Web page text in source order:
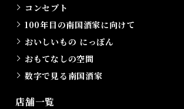
コンセプト
100年目の南国酒家に向けて
おいしいもの にっぽん
おもてなしの空間
数字で見る南国酒家
店舗一覧